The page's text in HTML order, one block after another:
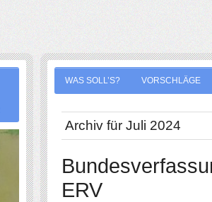
WAS SOLL’S? VORSCHLÄGE
Archiv für Juli 2024
ERV